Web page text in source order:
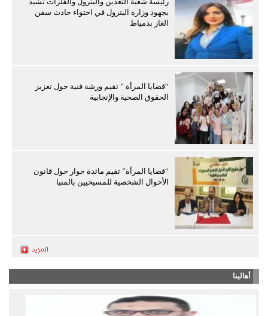
بجهود وزارة البترول في احتواء حادث سفن
الغاز بدمياط
“قضايا المرأة ” تقيم ورشة فنية حول تعزيز
الحقوق الصحية والإنجابية
“قضايا المرأة” تقيم مائدة حوار حول قانون
الأحوال الشخصية للمسيحيين بالمنيا
أهالينا